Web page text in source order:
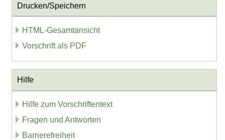
Drucken/Speichern
HTML-Gesamtansicht
Vorschrift als PDF
Hilfe
Hilfe zum Vorschriftentext
Fragen und Antworten
Barrierefreiheit